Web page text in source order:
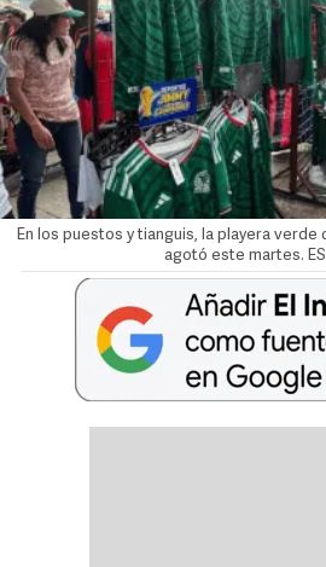
En los puestos y tianguis, la playera verde
agotó este martes.